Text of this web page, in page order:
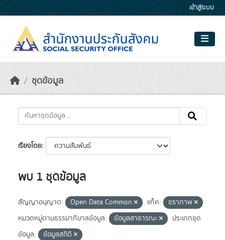
เข้าสู่ระบบ
ชุดข้อมูล
เรียงโดย
พบ 1 ชุดข้อมูล
สัญญาอนุญาต: Open Data Common แท็ค:
ชราภาพ
หมวดหมู่ตามธรรมาภิบาลข้อมูล:
ข้อมูลสาธารณะ
ประเภทชุด
ข้อมูล:
ข้อมูลสถิติ